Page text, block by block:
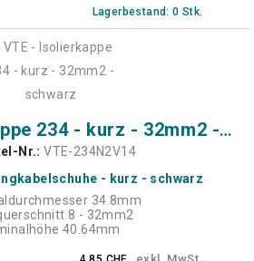
Lagerbestand: 0 Stk.
VTE - Isolierkappe 234 - kurz - 32mm2 - schwarz
Nr.: VTE-234N2V14
- kurz - schwarz
34.8mm
8 - 32mm2
40.64mm